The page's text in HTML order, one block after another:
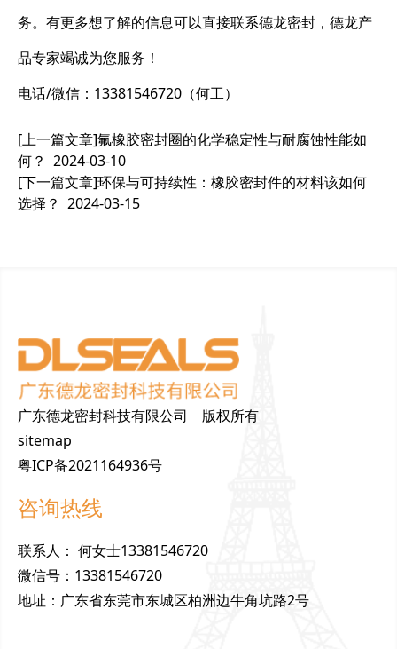
务。有更多想了解的信息可以直接联系德龙密封，德龙产
品专家竭诚为您服务！
电话/微信：13381546720（何工）
[上一篇文章]氟橡胶密封圈的化学稳定性与耐腐蚀性能如
何？ 2024-03-10
[下一篇文章]环保与可持续性：橡胶密封件的材料该如何
选择？ 2024-03-15
广东德龙密封科技有限公司 版权所有
sitemap
粤ICP备2021164936号
咨询热线
联系人 ： 何女士13381546720
微信号 ： 13381546720
地址 ： 广东省东莞市东城区柏洲边牛角坑路2号